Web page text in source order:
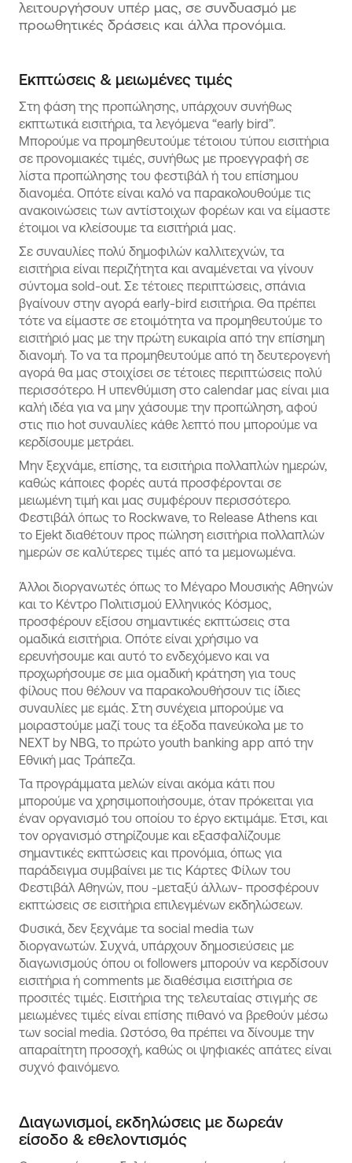
λειτουργήσουν υπέρ μας, σε συνδυασμό με
προωθητικές δράσεις και άλλα προνόμια.
Εκπτώσεις & μειωμένες τιμές
Στη φάση της προπώλησης, υπάρχουν συνήθως
εκπτωτικά εισιτήρια, τα λεγόμενα “early bird”.
Μπορούμε να προμηθευτούμε τέτοιου τύπου εισιτήρια
σε προνομιακές τιμές, συνήθως με προεγγραφή σε
λίστα προπώλησης του φεστιβάλ ή του επίσημου
διανομέα. Οπότε είναι καλό να παρακολουθούμε τις
ανακοινώσεις των αντίστοιχων φορέων και να είμαστε
έτοιμοι να κλείσουμε τα εισιτήριά μας.
Σε συναυλίες πολύ δημοφιλών καλλιτεχνών, τα
εισιτήρια είναι περιζήτητα και αναμένεται να γίνουν
σύντομα sold-out. Σε τέτοιες περιπτώσεις, σπάνια
βγαίνουν στην αγορά early-bird εισιτήρια. Θα πρέπει
τότε να είμαστε σε ετοιμότητα να προμηθευτούμε το
εισιτήριό μας με την πρώτη ευκαιρία από την επίσημη
διανομή. Το να τα προμηθευτούμε από τη δευτερογενή
αγορά θα μας στοιχίσει σε τέτοιες περιπτώσεις πολύ
περισσότερο. Η υπενθύμιση στο calendar μας είναι μια
καλή ιδέα για να μην χάσουμε την προπώληση, αφού
στις πιο hot συναυλίες κάθε λεπτό που μπορούμε να
κερδίσουμε μετράει.
Μην ξεχνάμε, επίσης, τα εισιτήρια πολλαπλών ημερών,
καθώς κάποιες φορές αυτά προσφέρονται σε
μειωμένη τιμή και μας συμφέρουν περισσότερο.
Φεστιβάλ όπως το Rockwave, το Release Athens και
το Ejekt διαθέτουν προς πώληση εισιτήρια πολλαπλών
ημερών σε καλύτερες τιμές από τα μεμονωμένα.
Άλλοι διοργανωτές όπως το Μέγαρο Μουσικής Αθηνών
και το Κέντρο Πολιτισμού Ελληνικός Κόσμος,
προσφέρουν εξίσου σημαντικές εκπτώσεις στα
ομαδικά εισιτήρια. Οπότε είναι χρήσιμο να
ερευνήσουμε και αυτό το ενδεχόμενο και να
προχωρήσουμε σε μια ομαδική κράτηση για τους
φίλους που θέλουν να παρακολουθήσουν τις ίδιες
συναυλίες με εμάς. Στη συνέχεια μπορούμε να
μοιραστούμε μαζί τους τα έξοδα πανεύκολα με το
NEXT by NBG, το πρώτο youth banking app από την
Εθνική μας Τράπεζα.
Τα προγράμματα μελών είναι ακόμα κάτι που
μπορούμε να χρησιμοποιήσουμε, όταν πρόκειται για
έναν οργανισμό του οποίου το έργο εκτιμάμε. Έτσι, και
τον οργανισμό στηρίζουμε και εξασφαλίζουμε
σημαντικές εκπτώσεις και προνόμια, όπως για
παράδειγμα συμβαίνει με τις Κάρτες Φίλων του
Φεστιβάλ Αθηνών, που -μεταξύ άλλων- προσφέρουν
εκπτώσεις σε εισιτήρια επιλεγμένων εκδηλώσεων.
Φυσικά, δεν ξεχνάμε τα social media των
διοργανωτών. Συχνά, υπάρχουν δημοσιεύσεις με
διαγωνισμούς όπου οι followers μπορούν να κερδίσουν
εισιτήρια ή comments με διαθέσιμα εισιτήρια σε
προσιτές τιμές. Εισιτήρια της τελευταίας στιγμής σε
μειωμένες τιμές είναι επίσης πιθανό να βρεθούν μέσω
των social media. Ωστόσο, θα πρέπει να δίνουμε την
απαραίτητη προσοχή, καθώς οι ψηφιακές απάτες είναι
συχνό φαινόμενο.
Διαγωνισμοί, εκδηλώσεις με δωρεάν
είσοδο & εθελοντισμός